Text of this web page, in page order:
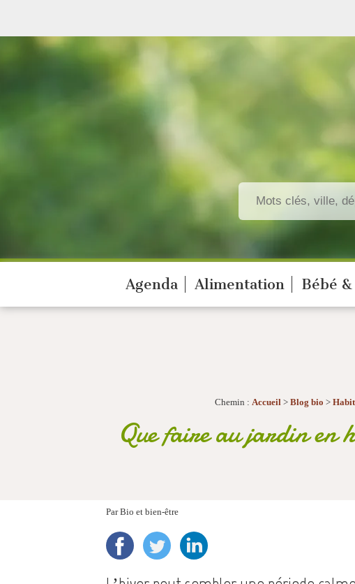
Agenda Alimentation Bébé
Chemin : Accueil> Blog bio >
Que faire au jardin en
ParBio et bien-être